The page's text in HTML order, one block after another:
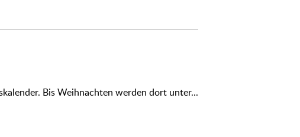
Bis Weihnachten werden dort unter...